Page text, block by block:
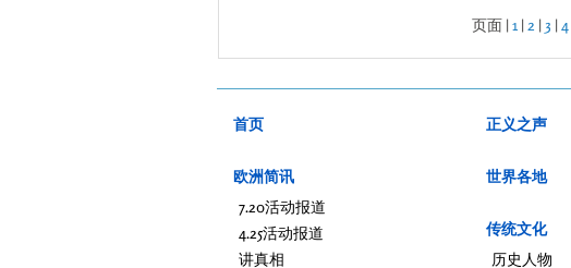
页面 |1 | 2 | 3 |4
首页
欧洲简讯
7.20活动报道
4.25活动报道
讲真相
正义之声
世界各地
传统文化
历史人物